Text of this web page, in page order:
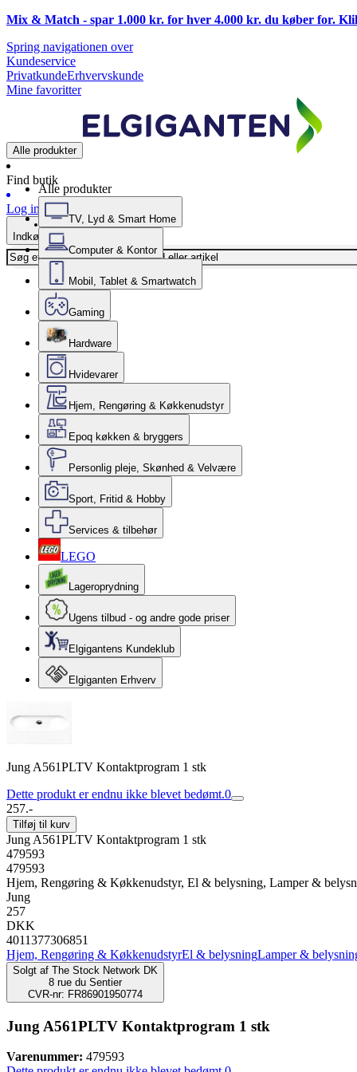
Mix & Match - spar 1.000 kr. for hver 4.000 kr. du køber for.
Spring navigationen over
Kundeservice
PrivatkundeErhvervskunde
Mine favoritter
Alle produkter
Find butik
Log ind
Indkøbskurv
Alle produkter
TV, Lyd & Smart Home
Computer & Kontor
Mobil, Tablet & Smartwatch
Gaming
Hardware
Hvidevarer
Hjem, Rengøring & Køkkenudstyr
Epoq køkken & bryggers
Personlig pleje, Skønhed & Velvære
Sport, Fritid & Hobby
Services & tilbehør
LEGO
Lageroprydning
Ugens tilbud - og andre gode priser
Elgigantens Kundeklub
Elgiganten Erhverv
Jung A561PLTV Kontaktprogram 1 stk
Dette produkt er endnu ikke blevet bedømt.0
257.-
Tilføj til kurv
Jung A561PLTV Kontaktprogram 1 stk
479593
479593
Hjem, Rengøring & Køkkenudstyr, El & belysning, Lamper &
Jung
257
DKK
4011377306851
Hjem, Rengøring & KøkkenudstyrEl & belysningLamper &
Solgt af The Stock Network DK
8 rue du Sentier
CVR-nr: FR86901950774
Jung A561PLTV Kontaktprogram 1 stk
Varenummer: 479593